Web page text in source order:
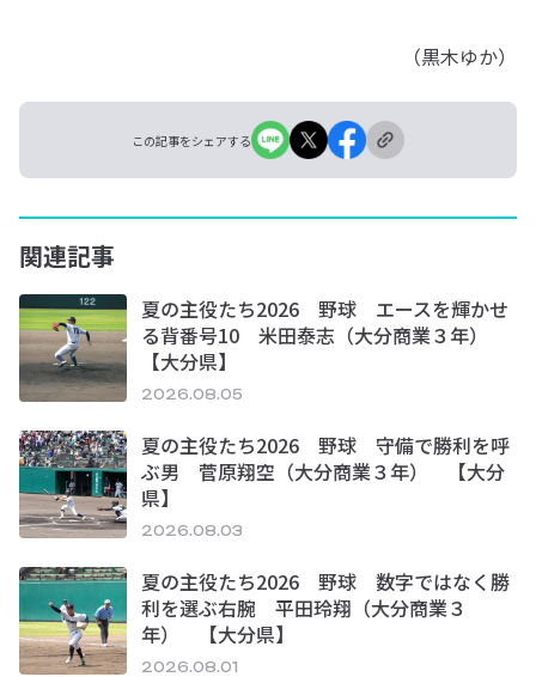
（黒木ゆか）
この記事をシェアする
関連記事
夏の主役たち2026 野球 エースを輝かせ
る背番号10 米田泰志（大分商業３年）
【大分県】
2026.08.05
夏の主役たち2026 野球 守備で勝利を呼
ぶ男 菅原翔空（大分商業３年） 【大分
県】
2026.08.03
夏の主役たち2026 野球 数字ではなく勝
利を選ぶ右腕 平田玲翔（大分商業３
年） 【大分県】
2026.08.01